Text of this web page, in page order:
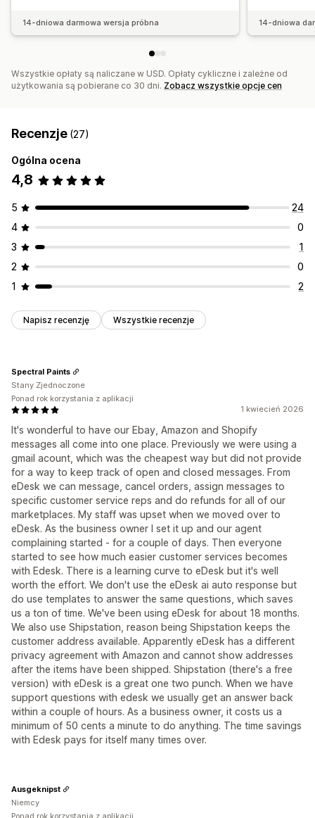
Oznaczanie Przypisanie czatu
Awatar agenta
14-dniowa darmowa wersja próbna 14-dniowa
Wszystkie opłaty są naliczane w USD. Opłaty cykliczne i zależne od
użytkowania są pobierane co 30 dni. Zobacz wszystkie opcje cen
Recenzje (27)
Ogólna ocena
4,8
5
24
4
0
3
1
2
0
1
2
Napisz recenzję Wszystkie recenzje
1 kwiecień 2026
It's wonderful to have our Ebay, Amazon and Shopify
messages all come into one place. Previously we were using a
gmail acount, which was the cheapest way but did not provide
for a way to keep track of open and closed messages. From
eDesk we can message, cancel orders, assign messages to
specific customer service reps and do refunds for all of our
marketplaces. My staff was upset when we moved over to
eDesk. As the business owner I set it up and our agent
complaining started - for a couple of days. Then everyone
started to see how much easier customer services becomes
with Edesk. There is a learning curve to eDesk but it's well
worth the effort. We don't use the eDesk ai auto response but
do use templates to answer the same questions, which saves
us a ton of time. We've been using eDesk for about 18 months.
We also use Shipstation, reason being Shipstation keeps the
customer address available. Apparently eDesk has a different
privacy agreement with Amazon and cannot show addresses
after the items have been shipped. Shipstation (there's a free
version) with eDesk is a great one two punch. When we have
support questions with edesk we usually get an answer back
within a couple of hours. As a business owner, it costs us a
minimum of 50 cents a minute to do anything. The time savings
with Edesk pays for itself many times over.
Spectral Paints
Stany Zjednoczone
Ponad rok korzystania z aplikacji
Ausgeknipst
Niemcy